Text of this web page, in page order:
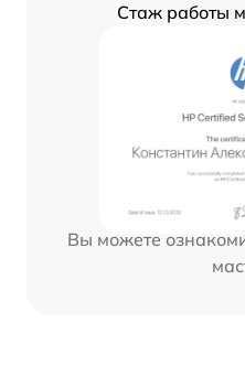
Стаж работы
Вы можете